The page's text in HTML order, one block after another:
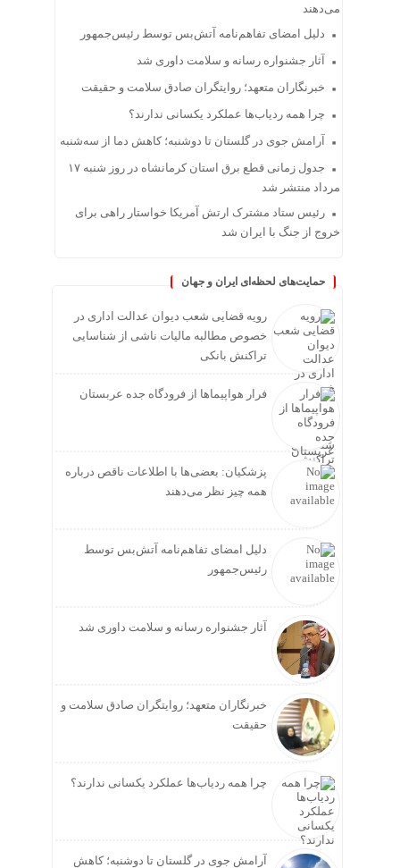
می‌دهند
دلیل امضای تفاهم‌نامه آتش‌بس توسط رئیس‌جمهور
آثار جشنواره رسانه و سلامت داوری شد
خبرنگاران متعهد؛ روایتگران صادق سلامت و حقیقت
چرا همه ردیاب‌ها عملکرد یکسانی ندارند؟
آرامش جوی در گلستان تا دوشنبه؛ کاهش دما از سه‌شنبه
جدول زمانی قطع برق استان کرمانشاه در روز شنبه ۱۷
مرداد منتشر شد
رئیس ستاد مشترک ارتش آمریکا خواستار راهی برای
خروج از جنگ با ایران شد
حمایت‌های لحظه‌ای ایران و جهان
رویه قضایی شعب دیوان عدالت اداری در
خصوص مطالبه مالیات ناشی از شناسایی
تراکنش بانکی
فرار هواپیماها از فرودگاه جده عربستان
پزشکیان: بعضی‌ها با اطلاعات ناقص درباره
همه چیز نظر می‌دهند
دلیل امضای تفاهم‌نامه آتش‌بس توسط
رئیس‌جمهور
آثار جشنواره رسانه و سلامت داوری شد
خبرنگاران متعهد؛ روایتگران صادق سلامت و
حقیقت
چرا همه ردیاب‌ها عملکرد یکسانی ندارند؟
آرامش جوی در گلستان تا دوشنبه؛ کاهش